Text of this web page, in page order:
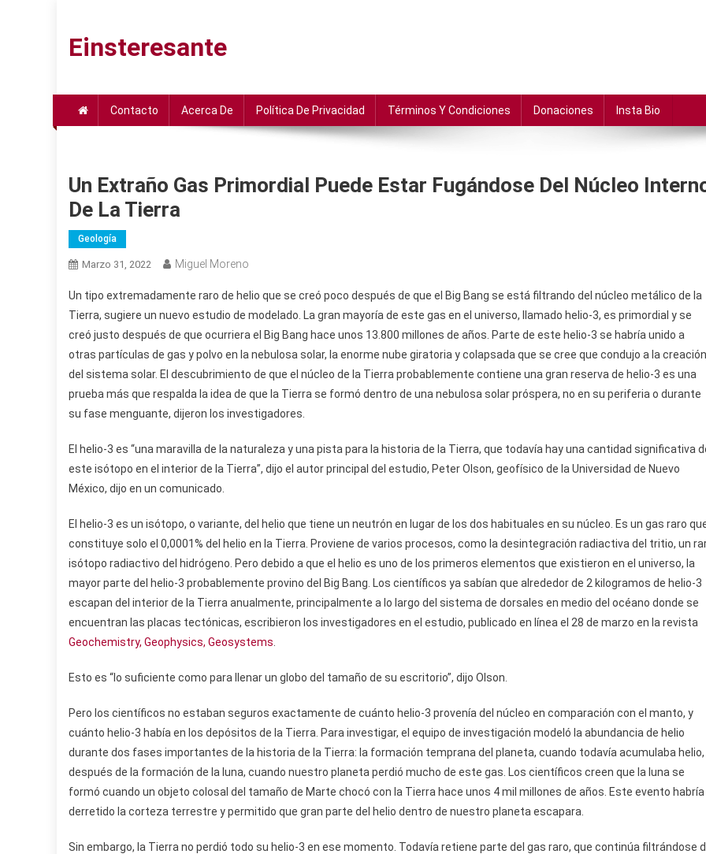
contenido
Einsteresante
Contacto Acerca De Política De Privacidad Términos Y Condiciones Donaciones Insta Bio
Un Extraño Gas Primordial Puede Estar Fugándose Del Núcleo
De La Tierra
Geología
Marzo 31, 2022 Miguel Moreno
Un tipo extremadamente raro de helio que se creó poco después de que el Big Bang se está filtrando del núcleo metálico de la
Tierra, sugiere un nuevo estudio de modelado. La gran mayoría de este gas en el universo, llamado helio-3, es primordial y se
creó justo después de que ocurriera el Big Bang hace unos 13.800 millones de años. Parte de este helio-3 se habría unido a
otras partículas de gas y polvo en la nebulosa solar, la enorme nube giratoria y colapsada que se cree que condujo a la creación
del sistema solar. El descubrimiento de que el núcleo de la Tierra probablemente contiene una gran reserva de helio-3 es una
prueba más que respalda la idea de que la Tierra se formó dentro de una nebulosa solar próspera, no en su periferia o durante
su fase menguante, dijeron los investigadores.
El helio-3 es “una maravilla de la naturaleza y una pista para la historia de la Tierra, que todavía hay una cantidad significativa
este isótopo en el interior de la Tierra”, dijo el autor principal del estudio, Peter Olson, geofísico de la Universidad de Nuevo
México, dijo en un comunicado.
El helio-3 es un isótopo, o variante, del helio que tiene un neutrón en lugar de los dos habituales en su núcleo. Es un gas raro
constituye solo el 0,0001% del helio en la Tierra. Proviene de varios procesos, como la desintegración radiactiva del tritio, un
isótopo radiactivo del hidrógeno. Pero debido a que el helio es uno de los primeros elementos que existieron en el universo, la
mayor parte del helio-3 probablemente provino del Big Bang. Los científicos ya sabían que alrededor de 2 kilogramos de helio-3
escapan del interior de la Tierra anualmente, principalmente a lo largo del sistema de dorsales en medio del océano donde se
encuentran las placas tectónicas, escribieron los investigadores en el estudio, publicado en línea el 28 de marzo en la revista
Geochemistry, Geophysics, Geosystems
Esto es “lo suficiente como para llenar un globo del tamaño de su escritorio”, dijo Olson.
Pero los científicos no estaban seguros exactamente de cuánto helio-3 provenía del núcleo en comparación con el manto, y
cuánto helio-3 había en los depósitos de la Tierra. Para investigar, el equipo de investigación modeló la abundancia de helio
durante dos fases importantes de la historia de la Tierra: la formación temprana del planeta, cuando todavía acumulaba helio,
después de la formación de la luna, cuando nuestro planeta perdió mucho de este gas. Los científicos creen que la luna se
formó cuando un objeto colosal del tamaño de Marte chocó con la Tierra hace unos 4 mil millones de años. Este evento habría
derretido la corteza terrestre y permitido que gran parte del helio dentro de nuestro planeta escapara.
Sin embargo, la Tierra no perdió todo su helio-3 en ese momento. Todavía retiene parte del gas raro, que continúa filtrándose